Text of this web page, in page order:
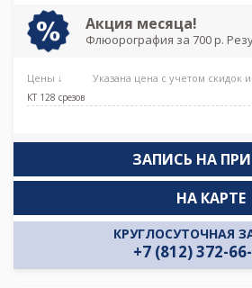
Акция месяца!
Флюорография за 700 р.
Цены ↓ Указана цена с учетом скидок
КТ 128 срезов
ЗАПИСЬ НА
КРУГЛОСУТОЧНАЯ
+7 (812) 372-
НА КАРТЕ